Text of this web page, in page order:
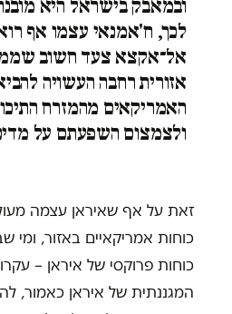
ובמאבק בישראל היא
לכך, ח'אמנאי עצמו אף
אל־אקצא צעד חשוב
אזורית רחבה העשויה
האמריקאים מהמזרח
ולצמצום השפעתם על
זאת על אף שאיראן עצמה
כוחות אמריקאיים באזור, ומי
כוחות פרוקסי של איראן –
המגננתית של איראן כאמור,